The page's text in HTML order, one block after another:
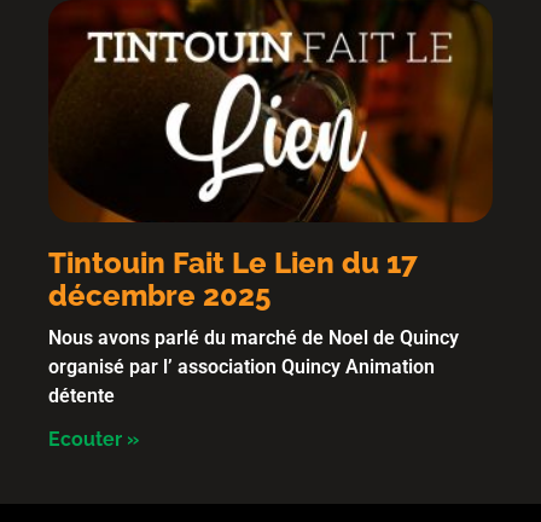
Tintouin Fait Le Lien du 17
décembre 2025
Nous avons parlé du marché de Noel de Quincy
organisé par l’ association Quincy Animation
détente
Ecouter »